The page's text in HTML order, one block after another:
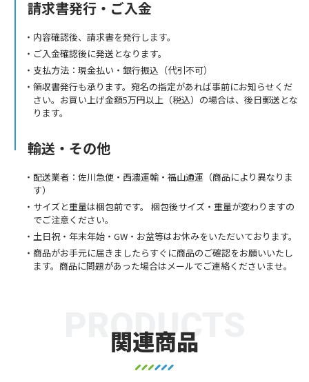
請求書発行・ご入金
内容確認後、請求書を発行します。
ご入金確認後に発送となります。
支払方法：現金払い・銀行振込（代引不可）
領収書発行も承ります。宛名の指定があれば事前にお知らせくだ
さい。お買い上げ金額5万円以上（税込）の場合は、後日郵送とな
ります。
輸送・その他
配送業者：佐川急便・西濃運輸・福山通運（商品により異なりま
す）
サイズと重量は梱包前です。 梱包後サイズ・重量が変わりますの
でご注意ください。
土日祝・年末年始・GW・お盆等はお休みをいただいております。
商品がお手元に届きましたらすぐに商品のご確認をお願いいたし
ます。商品に問題があった場合はメールでご連絡くださいませ。
関連商品
PRODUCTS